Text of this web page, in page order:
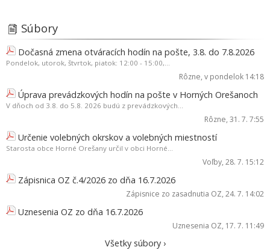
Súbory
Dočasná zmena otváracích hodín na pošte, 3.8. do 7.8.2026
Pondelok, utorok, štvrtok, piatok: 12:00 - 15:00,...
Rôzne, v pondelok 14:18
Úprava prevádzkových hodín na pošte v Horných Orešanoch
V dňoch od 3.8. do 5.8. 2026 budú z prevádzkových...
Rôzne, 31. 7. 7:55
Určenie volebných okrskov a volebných miestností
Starosta obce Horné Orešany určil v obci Horné...
Voľby, 28. 7. 15:12
Zápisnica OZ č.4/2026 zo dňa 16.7.2026
Zápisnice zo zasadnutia OZ, 24. 7. 14:02
Uznesenia OZ zo dňa 16.7.2026
Uznesenia OZ, 17. 7. 11:49
Všetky súbory ›